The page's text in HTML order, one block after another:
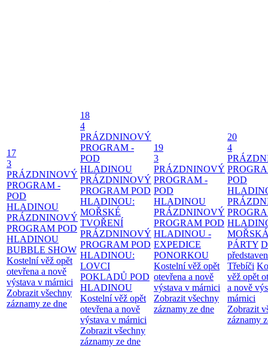
17
3
PRÁZDNINOVÝ
PROGRAM -
POD
HLADINOU
PRÁZDNINOVÝ
PROGRAM POD
HLADINOU
BUBBLE SHOW
Kostelní věž opět
otevřena a nově
výstava v márnici
Zobrazit všechny
záznamy ze dne
18
4
PRÁZDNINOVÝ
PROGRAM -
POD
HLADINOU
PRÁZDNINOVÝ
PROGRAM POD
HLADINOU:
MOŘSKÉ
TVOŘENÍ
PRÁZDNINOVÝ
PROGRAM POD
HLADINOU:
LOVCI
POKLADŮ POD
HLADINOU
Kostelní věž opět
otevřena a nově
výstava v márnici
Zobrazit všechny
záznamy ze dne
19
3
PRÁZDNINOVÝ
PROGRAM -
POD
HLADINOU
PRÁZDNINOVÝ
PROGRAM POD
HLADINOU -
EXPEDICE
PONORKOU
Kostelní věž opět
otevřena a nově
výstava v márnici
Zobrazit všechny
záznamy ze dne
20
4
POD
PÁRTY
Třebíči
věž opět
a nově
márnici
Zobrazit
záznamy